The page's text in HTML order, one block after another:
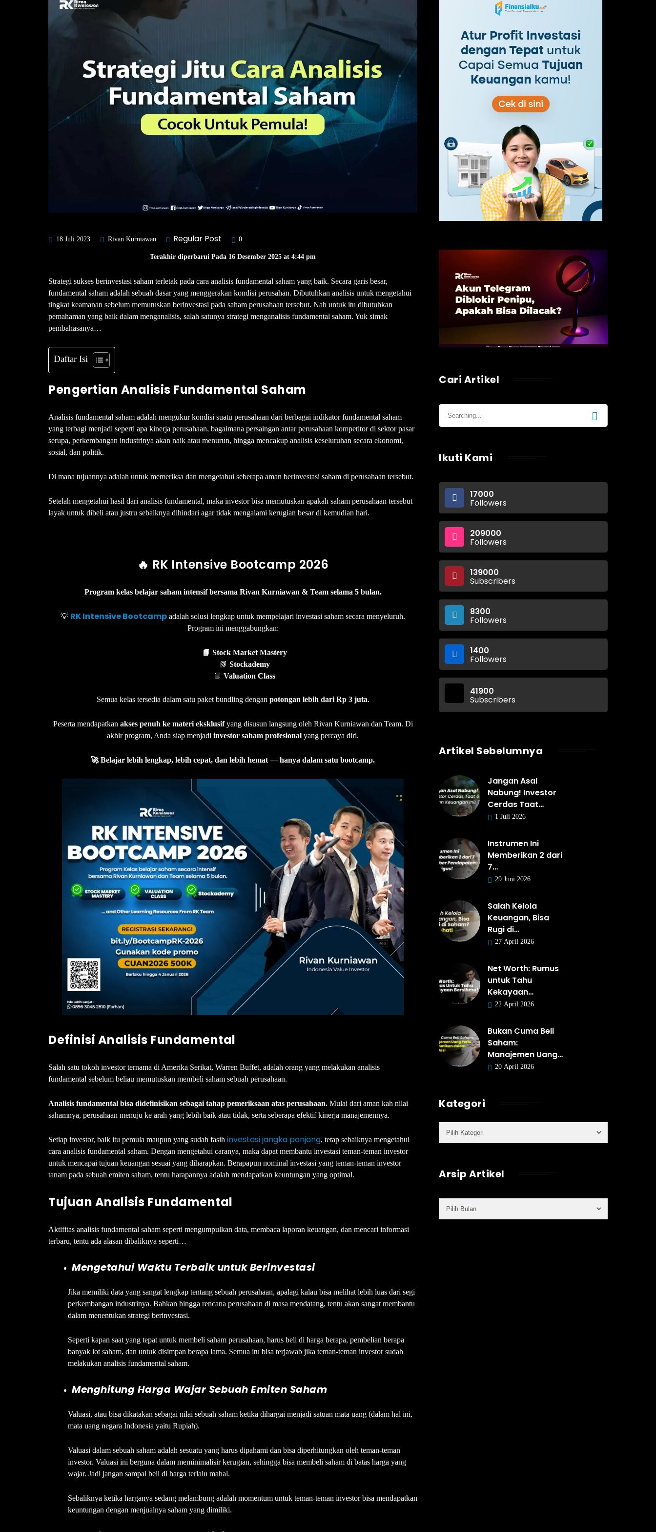
18 Juli 2023 Rivan Kurniawan Regular Post 0
Terakhir diperbarui Pada 16 Desember 2025 at 4:44 pm
Strategi sukses berinvestasi saham terletak pada cara analisis fundamental saham yang baik. Secara garis besar,
fundamental saham adalah sebuah dasar yang menggerakan kondisi perusahan. Dibutuhkan analisis untuk mengetahui
tingkat keamanan sebelum memutuskan berinvestasi pada saham perusahaan tersebut. Nah untuk itu dibutuhkan
pemahaman yang baik dalam menganalisis, salah satunya strategi menganalisis fundamental saham. Yuk simak
pembahasanya…
Daftar Isi
Pengertian Analisis Fundamental Saham
Analisis fundamental saham adalah mengukur kondisi suatu perusahaan dari berbagai indikator fundamental saham
yang terbagi menjadi seperti apa kinerja perusahaan, bagaimana persaingan antar perusahaan kompetitor di sektor pasar
serupa, perkembangan industrinya akan naik atau menurun, hingga mencakup analisis keseluruhan secara ekonomi,
sosial, dan politik.
Di mana tujuannya adalah untuk memeriksa dan mengetahui seberapa aman berinvestasi saham di perusahaan tersebut.
Setelah mengetahui hasil dari analisis fundamental, maka investor bisa memutuskan apakah saham perusahaan tersebut
layak untuk dibeli atau justru sebaiknya dihindari agar tidak mengalami kerugian besar di kemudian hari.
🔥 RK Intensive Bootcamp 2026
Program kelas belajar saham intensif bersama Rivan Kurniawan & Team selama 5 bulan.
💡 RK Intensive Bootcamp adalah solusi lengkap untuk mempelajari investasi saham secara menyeluruh.
Program ini menggabungkan:
📘 Stock Market Mastery
📗 Stockademy
📙 Valuation Class
Semua kelas tersedia dalam satu paket bundling dengan potongan lebih dari Rp 3 juta.
Peserta mendapatkan akses penuh ke materi eksklusifyang disusun langsung oleh Rivan Kurniawan dan Team. Di
akhir program, Anda siap menjadi investor saham profesional yang percaya diri.
🚀 Belajar lebih lengkap, lebih cepat, dan lebih hemat — hanya dalam satu bootcamp.
Definisi Analisis Fundamental
Salah satu tokoh investor ternama di Amerika Serikat, Warren Buffet, adalah orang yang melakukan analisis
fundamental sebelum beliau memutuskan membeli saham sebuah perusahaan.
Analisis fundamental bisa didefinisikan sebagai tahap pemeriksaan atas perusahaan. Mulai dari aman kah nilai
sahamnya, perusahaan menuju ke arah yang lebih baik atau tidak, serta seberapa efektif kinerja manajemennya.
Setiap investor, baik itu pemula maupun yang sudah fasih investasi jangka panjang, tetap sebaiknya mengetahui
cara analisis fundamental saham. Dengan mengetahui caranya, maka dapat membantu investasi teman-teman investor
untuk mencapai tujuan keuangan sesuai yang diharapkan. Berapapun nominal investasi yang teman-teman investor
tanam pada sebuah emiten saham, tentu harapannya adalah mendapatkan keuntungan yang optimal.
Tujuan Analisis Fundamental
Aktifitas analisis fundamental saham seperti mengumpulkan data, membaca laporan keuangan, dan mencari informasi
terbaru, tentu ada alasan dibaliknya seperti…
Mengetahui Waktu Terbaik untuk Berinvestasi
Jika memiliki data yang sangat lengkap tentang sebuah perusahaan, apalagi kalau bisa melihat lebih luas dari segi
perkembangan industrinya. Bahkan hingga rencana perusahaan di masa mendatang, tentu akan sangat membantu
dalam menentukan strategi berinvestasi.
Seperti kapan saat yang tepat untuk membeli saham perusahaan, harus beli di harga berapa, pembelian berapa
banyak lot saham, dan untuk disimpan berapa lama. Semua itu bisa terjawab jika teman-teman investor sudah
melakukan analisis fundamental saham.
Menghitung Harga Wajar Sebuah Emiten Saham
Valuasi, atau bisa dikatakan sebagai nilai sebuah saham ketika dihargai menjadi satuan mata uang (dalam hal ini,
mata uang negara Indonesia yaitu Rupiah).
Valuasi dalam sebuah saham adalah sesuatu yang harus dipahami dan bisa diperhitungkan oleh teman-teman
investor. Valuasi ini berguna dalam meminimalisir kerugian, sehingga bisa membeli saham di batas harga yang
wajar. Jadi jangan sampai beli di harga terlalu mahal.
Sebaliknya ketika harganya sedang melambung adalah momentum untuk teman-teman investor bisa mendapatkan
keuntungan dengan menjualnya saham yang dimiliki.
Cari Artikel
Ikuti Kami
17000
Followers
209000
Followers
139000
Subscribers
8300
Followers
1400
Followers
41900
Subscribers
Artikel Sebelumnya
Jangan Asal
Nabung! Investor
Cerdas Taat…
1 Juli 2026
Instrumen Ini
Memberikan 2 dari
7…
29 Juni 2026
Salah Kelola
Keuangan, Bisa
Rugi di…
27 April 2026
Net Worth: Rumus
untuk Tahu
Kekayaan…
22 April 2026
Bukan Cuma Beli
Saham:
Manajemen Uang…
20 April 2026
Kategori
Arsip Artikel